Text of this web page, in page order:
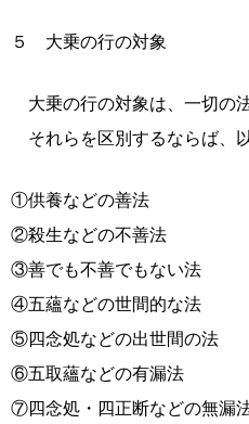
５ 大乗の行の対象
大乗の行の対象は、一切の法
それらを区別するならば、
①供養などの善法
②殺生などの不善法
③善でも不善でもない法
④五蘊などの世間的な法
⑤四念処などの出世間の法
⑥五取蘊などの有漏法
⑦四念処・四正断などの無漏